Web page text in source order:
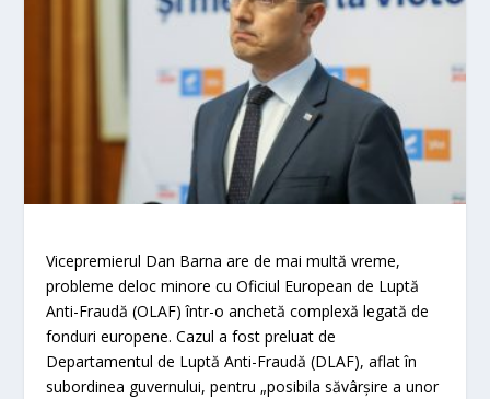
Vicepremierul Dan Barna are de mai multă vreme,
probleme deloc minore cu Oficiul European de Luptă
Anti-Fraudă (OLAF) într-o anchetă complexă legată de
fonduri europene. Cazul a fost preluat de
Departamentul de Luptă Anti-Fraudă (DLAF), aflat în
subordinea guvernului, pentru „posibila săvârşire a unor